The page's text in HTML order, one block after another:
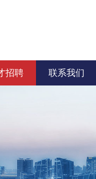
招聘 联系我们